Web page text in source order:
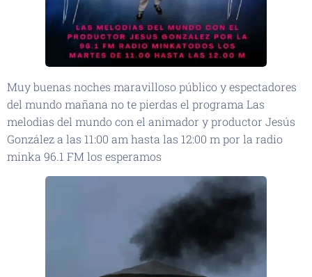
Muy buenas noches maravilloso público y espectadores
del mundo mañana no te pierdas el programa Las
melodias del mundo con el animador y productor Jesús
González a las 11:00 am hasta las 12:00 m por la radio
minka 96.1 FM los esperamos